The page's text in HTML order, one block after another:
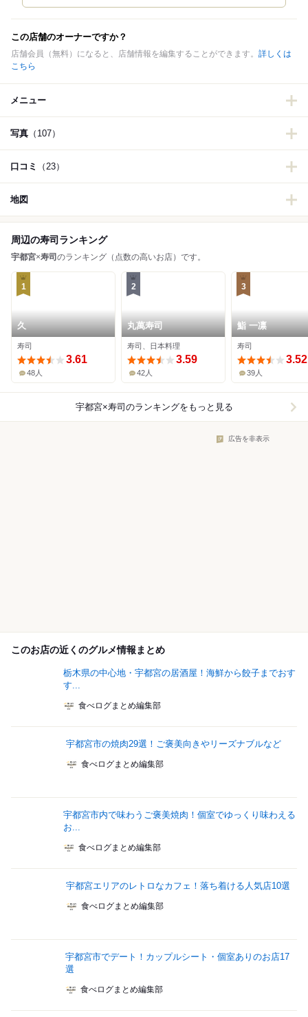
この店舗のオーナーですか？
店舗会員（無料）になると、店舗情報を編集することができます。 詳しくは
こちら
メニュー
写真 （107）
口コミ （23）
地図
周辺の寿司ランキング
宇都宮×寿司 のランキング（点数の高いお店）です。
1
久
寿司
3.61
48人
2
丸萬寿司
寿司、日本料理
3.59
42人
3
鮨 一凛
寿司
3.52
39人
宇都宮×寿司 のランキングをもっと見る
広告を非表示
このお店の近くのグルメ情報まとめ
栃木県の中心地・宇都宮の居酒屋！海鮮から餃子までおす
す...
食べログまとめ編集部
宇都宮市の焼肉29選！ご褒美向きやリーズナブルなど
食べログまとめ編集部
宇都宮市内で味わうご褒美焼肉！個室でゆっくり味わえる
お...
食べログまとめ編集部
宇都宮エリアのレトロなカフェ！落ち着ける人気店10選
食べログまとめ編集部
宇都宮市でデート！カップルシート・個室ありのお店17
選
食べログまとめ編集部